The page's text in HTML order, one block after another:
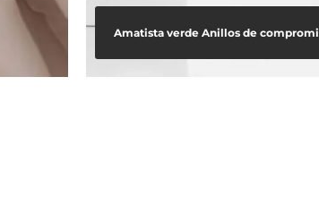
Amatista verde Anillos de